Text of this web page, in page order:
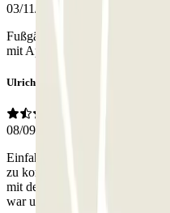
03/11/2025
Fußgänger Eingang schlecht
mit App funktioniert und
Ulrich
08/09/2025
Einfahrt prima, aber keine
zu kommen. War man dann
mit dem Auto nicht mehr
war um die App zu bedienen.